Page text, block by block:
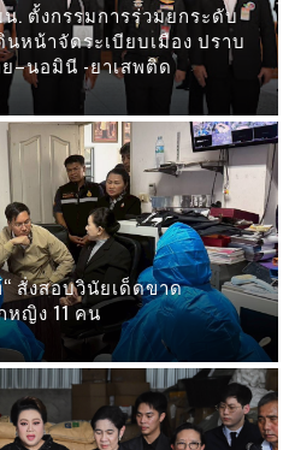
. ตั้งกรรมการร่วมยกระดับ
หน้าจัดระเบียบเมือง ปราบ
–นอมินี -ยาเสพติด
สั่งสอบวินัยเด็ดขาด
หญิง 11 คน